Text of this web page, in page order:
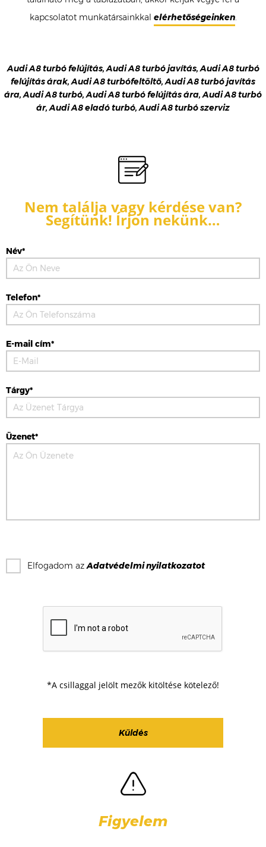
kapcsolatot munkatársainkkal elérhetőségeinken.
Audi A8 turbó felújítás, Audi A8 turbó javítás, Audi A8 turbó
felújítás árak, Audi A8 turbófeltöltő, Audi A8 turbó javítás
ára, Audi A8 turbó, Audi A8 turbó felújítás ára, Audi A8 turbó
ár, Audi A8 eladó turbó, Audi A8 turbó szerviz
Nem találja vagy kérdése van?
Segítünk! Írjon nekünk…
Név*
Telefon*
E-mail cím*
Tárgy*
Üzenet*
Elfogadom azAdatvédelmi nyilatkozatot
*A csillaggal jelölt mezők kitöltése kötelező!
Figyelem